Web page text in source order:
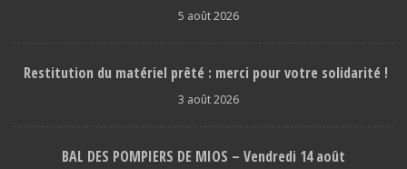
5 août 2026
Restitution du matériel prêté : merci pour votre solidarité !
3 août 2026
BAL DES POMPIERS DE MIOS – Vendredi 14 août